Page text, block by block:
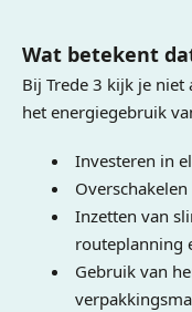
Wat betekent
Bij Trede 3 kijk je
het energiegebruik
Investeren in
Inzetten van
routeplanning
Gebruik van